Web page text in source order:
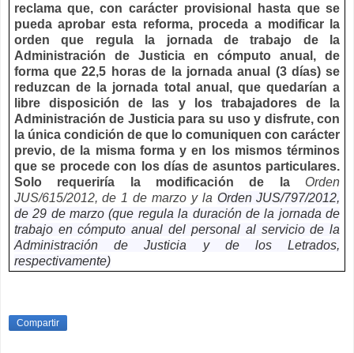
reclama que, con carácter provisional hasta que se
pueda aprobar esta reforma, proceda a modificar la
orden que regula la jornada de trabajo de la
Administración de Justicia en cómputo anual, de
forma que 22,5 horas de la jornada anual (3 días) se
reduzcan de la jornada total anual, que quedarían a
libre disposición de las y los trabajadores de la
Administración de Justicia para su uso y disfrute, con
la única condición de que lo comuniquen con carácter
previo, de la misma forma y en los mismos términos
que se procedecon los días de asuntos particulares.
Solo requeriría la modificación de la Orden
JUS/615/2012, de 1 de marzo y la Orden JUS/797/2012,
de 29 de marzo (que regula la duración de la jornada de
trabajo en cómputo anual del personal al servicio de la
Administración de Justicia y de los Letrados,
respectivamente)
Compartir